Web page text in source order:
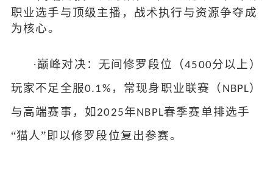
职业选手与顶级主播，战术执行与资源争夺成
为核心。
·巅峰对决：无间修罗段位（4500分以上）
玩家不足全服0.1% ，常现身职业联赛（ NBPL）
与高端赛事，如 2025年NBPL春季赛单排选手
“猫人”即以修罗段位复出参赛。